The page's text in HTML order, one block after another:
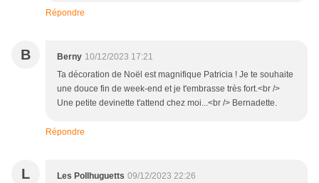
Répondre
B Berny 10/12/2023 17:21
Ta décoration de Noël est magnifique Patricia ! Je te souhaite
une douce fin de week-end et je t'embrasse très fort.<br />
Une petite devinette t'attend chez moi...<br /> Bernadette.
Répondre
L Les Pollhuguetts 09/12/2023 22:26